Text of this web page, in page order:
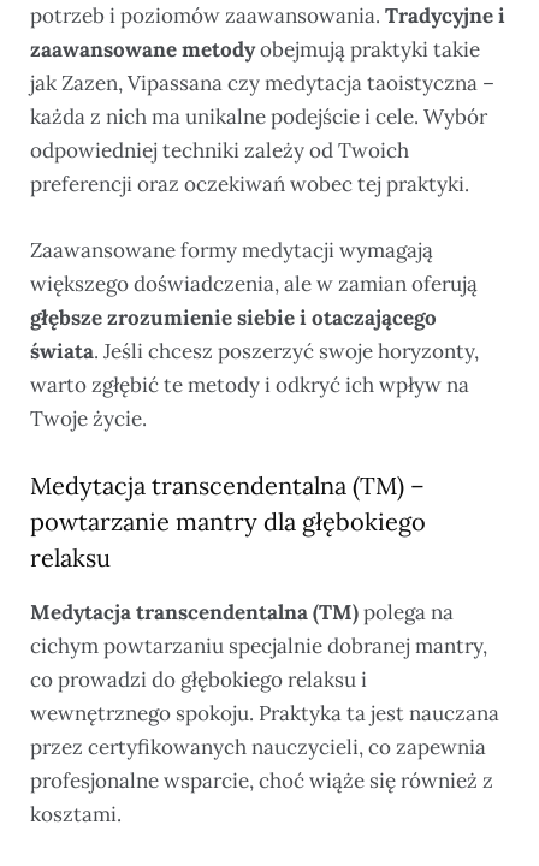
potrzeb i poziomów zaawansowania. Tradycyjne i
zaawansowane metodyobejmują praktyki takie
jak Zazen, Vipassana czy medytacja taoistyczna –
każda z nich ma unikalne podejście i cele. Wybór
odpowiedniej techniki zależy od Twoich
preferencji oraz oczekiwań wobec tej praktyki.
Zaawansowane formy medytacji wymagają
większego doświadczenia, ale w zamian oferują
głębsze zrozumienie siebie i otaczającego
świata. Jeśli chcesz poszerzyć swoje horyzonty,
warto zgłębić te metody i odkryć ich wpływ na
Twoje życie.
Medytacja transcendentalna (TM) –
powtarzanie mantry dla głębokiego
relaksu
Medytacja transcendentalna (TM)polega na
cichym powtarzaniu specjalnie dobranej mantry,
co prowadzi do głębokiego relaksu i
wewnętrznego spokoju. Praktyka ta jest nauczana
przez certyfikowanych nauczycieli, co zapewnia
profesjonalne wsparcie, choć wiąże się również z
kosztami.